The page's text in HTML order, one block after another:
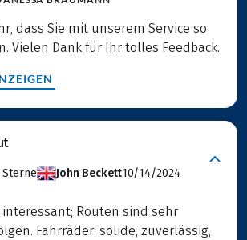
dass Sie mit unserem Service so
Vielen Dank für Ihr tolles Feedback.
Sterne John Beckett10/14/2024
Routen sind sehr
Fahrräder: solide, zuverlässig,